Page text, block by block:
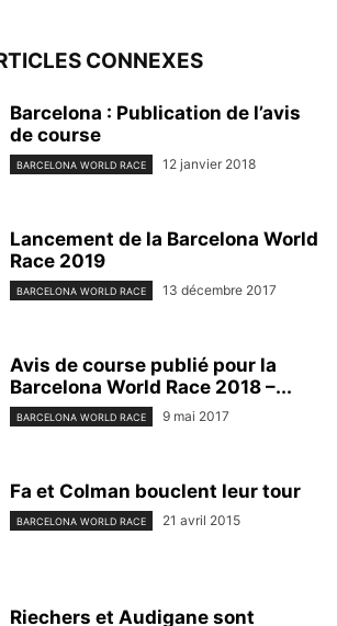
CONNEXES
Barcelona : Publication de l’avis
de course
BARCELONA WORLD RACE 12 janvier 2018
Lancement de la Barcelona World
Race 2019
BARCELONA WORLD RACE 13 décembre 2017
Avis de course publié pour la
Barcelona World Race 2018 –...
BARCELONA WORLD RACE 9 mai 2017
Fa et Colman bouclent leur tour
BARCELONA WORLD RACE 21 avril 2015
Riechers et Audigane sont